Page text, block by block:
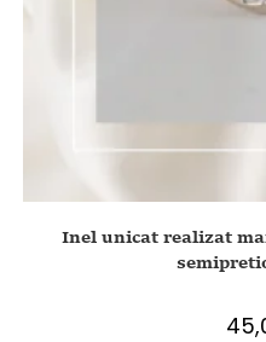
Inel unicat realizat